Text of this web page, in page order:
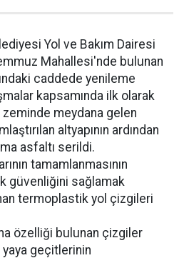
Yol ve Bakım Dairesi
Mahallesi'nde bulunan
caddede yenileme
kapsamında ilk olarak
zeminde meydana gelen
altyapının ardından
asfaltı serildi.
tamamlanmasının
güvenliğini sağlamak
termoplastik yol çizgileri
özelliği bulunan çizgiler
geçitlerinin